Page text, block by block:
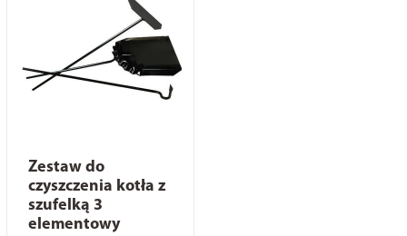
Zestaw do
czyszczenia kotła z
szufelką 3
elementowy